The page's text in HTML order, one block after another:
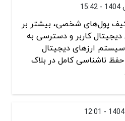
پول‌های شخصی، بیشتر بر
دیجیتال کاربر و دسترسی به
ارزهای دیجیتال
ناشناسی کامل در بلاک